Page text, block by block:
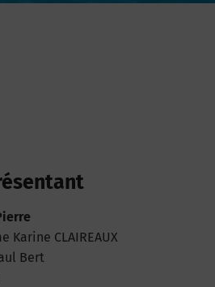
Karine CLAIREAUX
Bert